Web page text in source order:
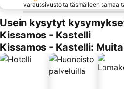
varaussivustolta täsmälleen samaa
Usein kysytyt
Kissamos - Kastelli
Kissamos - Kastelli: